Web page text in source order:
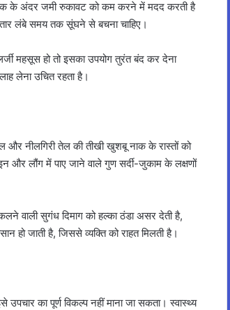
के अंदर जमी रुकावट को कम करने में मदद करती है
लंबे समय तक सूंघने से बचना चाहिए।
महसूस हो तो इसका उपयोग तुरंत बंद कर देना
लेना उचित रहता है।
और नीलगिरी तेल की तीखी खुशबू नाक के रास्तों को
लौंग में पाए जाने वाले गुण सर्दी-जुकाम के लक्षणों
वाली सुगंध दिमाग को हल्का ठंडा असर देती है,
जाती है, जिससे व्यक्ति को राहत मिलती है।
का पूर्ण विकल्प नहीं माना जा सकता। स्वास्थ्य